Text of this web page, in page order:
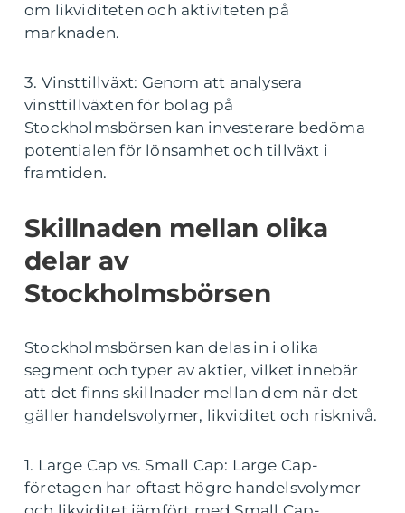
om likviditeten och aktiviteten på
marknaden.
3. Vinsttillväxt: Genom att analysera
vinsttillväxten för bolag på
Stockholmsbörsen kan investerare bedöma
potentialen för lönsamhet och tillväxt i
framtiden.
Skillnaden mellan olika
delar av
Stockholmsbörsen
Stockholmsbörsen kan delas in i olika
segment och typer av aktier, vilket innebär
att det finns skillnader mellan dem när det
gäller handelsvolymer, likviditet och risknivå.
1. Large Cap vs. Small Cap: Large Cap-
företagen har oftast högre handelsvolymer